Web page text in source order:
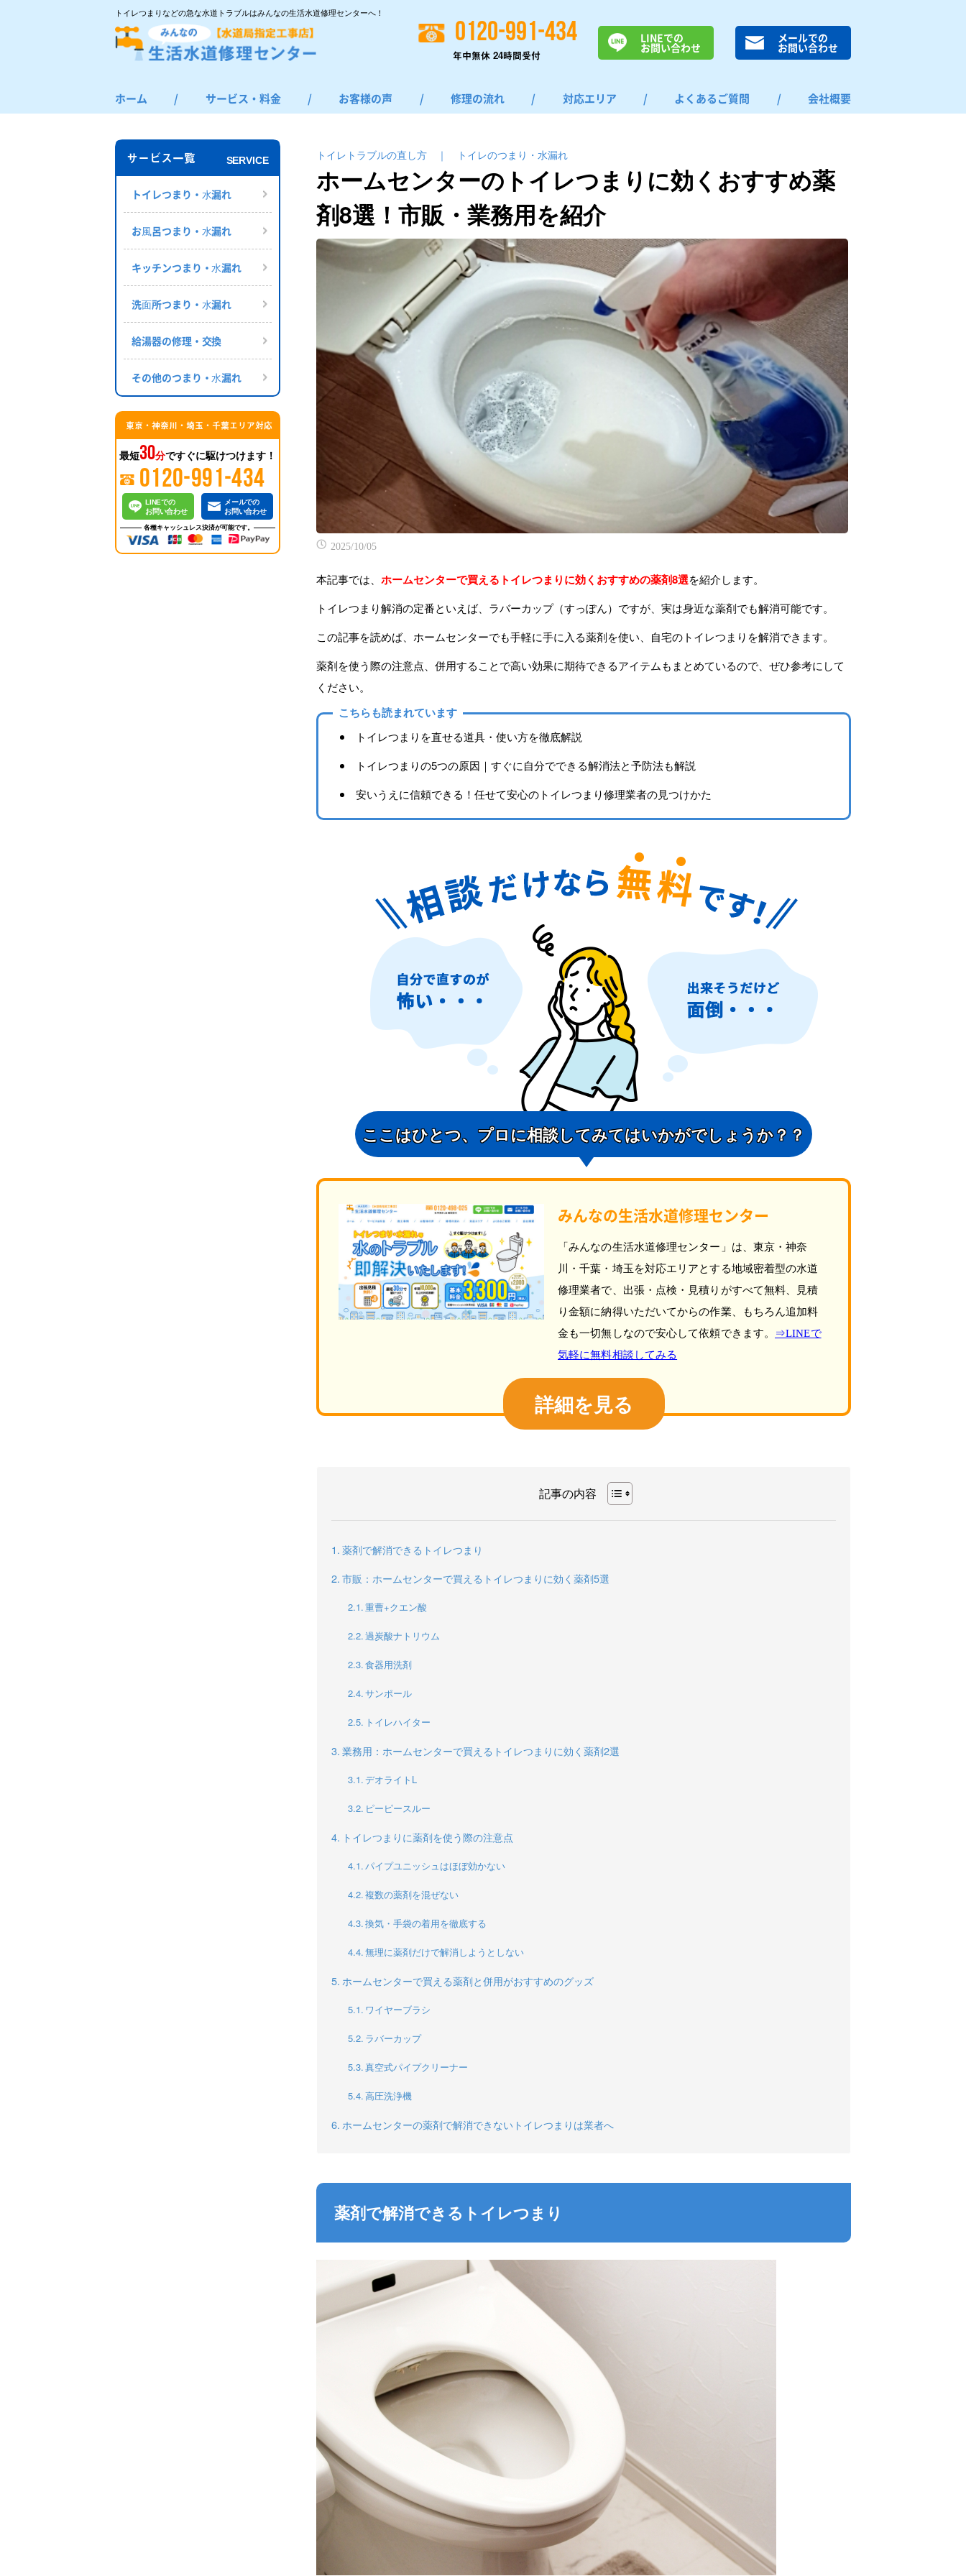
トイレつまりなどの急な水道トラブルはみんなの生活水道修理センターへ！
0120-991-434
年中無休 24時間受付
LINEでの
お問い合わせ
メールでの
お問い合わせ
ホーム / サービス・料金
トイレつまり・水漏れ
お風呂つまり・水漏れ
キッチンつまり・水漏れ
洗面所つまり・水漏れ
給湯器の修理・交換
その他のつまり・水漏れ
/ お客様の声 / 修理の流れ / 対応エリア / よくあるご質問 / 会社概要
サービス一覧 SERVICE
トイレつまり・⽔漏れ
お⾵呂つまり・⽔漏れ
キッチンつまり・⽔漏れ
洗⾯所つまり・⽔漏れ
給湯器の修理・交換
その他のつまり・⽔漏れ
東京・神奈川・埼玉・千葉エリア対応
最短30分ですぐに駆けつけます！
0120-991-434
LINEでの
お問い合わせ
メールでの
お問い合わせ
各種キャッシュレス決済が可能です。
トイレトラブルの直し方 ｜ トイレのつまり・⽔漏れ
ホームセンターのトイレつまりに効くおすすめ薬
剤8選！市販・業務用を紹介
2025/10/05
本記事では、 ホームセンターで買えるトイレつまりに効くおすすめの薬剤8選を紹介します。
トイレつまり解消の定番といえば、ラバーカップ（すっぽん）ですが、実は身近な薬剤でも解消可能です。
この記事を読めば、ホームセンターでも手軽に手に入る薬剤を使い、自宅のトイレつまりを解消できます。
薬剤を使う際の注意点、併用することで高い効果に期待できるアイテムもまとめているので、ぜひ参考にして
ください。
こちらも読まれています
トイレつまりを直せる道具・使い方を徹底解説
トイレつまりの5つの原因｜すぐに自分でできる解消法と予防法も解説
安いうえに信頼できる！任せて安心のトイレつまり修理業者の見つけかた
ここはひとつ、 プロに相談してみてはいかがでしょうか？？
みんなの生活水道修理センター
「みんなの生活水道修理センター」は、東京・神奈
川・千葉・埼玉を対応エリアとする地域密着型の水道
修理業者で、出張・点検・見積りがすべて無料、見積
り金額に納得いただいてからの作業、もちろん追加料
金も一切無しなので安心して依頼できます。
⇒LINEで
気軽に無料相談してみる
詳細を見る
記事の内容
薬剤で解消できるトイレつまり
市販：ホームセンターで買えるトイレつまりに効く薬剤5選
重曹+クエン酸
過炭酸ナトリウム
食器用洗剤
サンポール
トイレハイター
業務用：ホームセンターで買えるトイレつまりに効く薬剤2選
デオライトL
ピーピースルー
トイレつまりに薬剤を使う際の注意点
パイプユニッシュはほぼ効かない
複数の薬剤を混ぜない
換気・手袋の着用を徹底する
無理に薬剤だけで解消しようとしない
ホームセンターで買える薬剤と併用がおすすめのグッズ
ワイヤーブラシ
ラバーカップ
真空式パイプクリーナー
高圧洗浄機
ホームセンターの薬剤で解消できないトイレつまりは業者へ
薬剤で解消できるトイレつまり